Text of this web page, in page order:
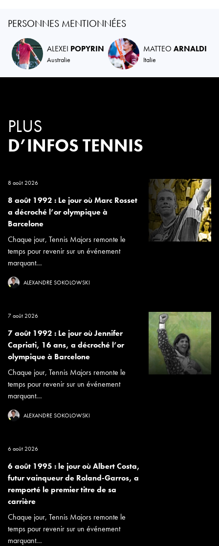
PERSONNES MENTIONNÉES
ALEXEI POPYRIN
Australie
MATTEO ARNALDI
Italie
PLUS
D’INFOS TENNIS
8 août 2026
8 août 1992 : Le jour où Marc Rosset
a décroché l’or olympique à
Barcelone
Chaque jour, Tennis Majors remonte le
temps pour revenir sur un événement
marquant...
ALEXANDRE SOKOLOWSKI
7 août 2026
7 août 1992 : Le jour où Jennifer
Capriati, 16 ans, a décroché l’or
olympique à Barcelone
Chaque jour, Tennis Majors remonte le
temps pour revenir sur un événement
marquant...
ALEXANDRE SOKOLOWSKI
6 août 2026
6 août 1995 : le jour où Albert Costa,
futur vainqueur de Roland-Garros, a
remporté le premier titre de sa
carrière
Chaque jour, Tennis Majors remonte le
temps pour revenir sur un événement
marquant...